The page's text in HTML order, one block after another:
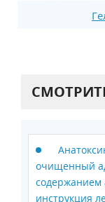
очищенный
содержанием
инструкция